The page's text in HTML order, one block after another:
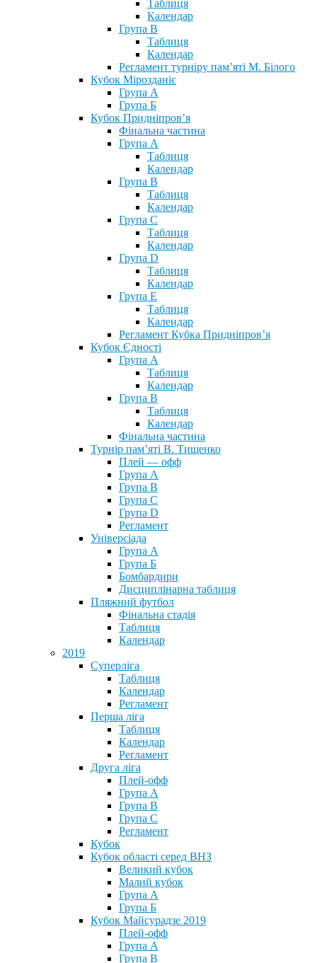
Таблиця
Календар
Група В
Таблиця
Календар
Регламент турніру пам’яті М. Білого
Кубок Мірозданіє
Група А
Група Б
Кубок Придніпров’я
Фінальна частина
Група А
Таблиця
Календар
Група В
Таблиця
Календар
Група С
Таблиця
Календар
Група D
Таблиця
Календар
Група Е
Таблиця
Календар
Регламент Кубка Придніпров’я
Кубок Єдності
Група А
Таблиця
Календар
Група В
Таблиця
Календар
Фінальна частина
Турнір пам’яті В. Тищенко
Плей — офф
Група А
Група B
Група С
Група D
Регламент
Універсіада
Група А
Група Б
Бомбардири
Дисциплінарна таблиця
Пляжний футбол
Фінальна стадія
Таблиця
Календар
2019
Суперліга
Таблиця
Календар
Регламент
Перша ліга
Таблиця
Календар
Регламент
Друга ліга
Плей-офф
Група А
Група В
Група С
Регламент
Кубок
Кубок області серед ВНЗ
Великий кубок
Малий кубок
Група А
Група Б
Кубок Майсурадзе 2019
Плей-офф
Група А
Група В